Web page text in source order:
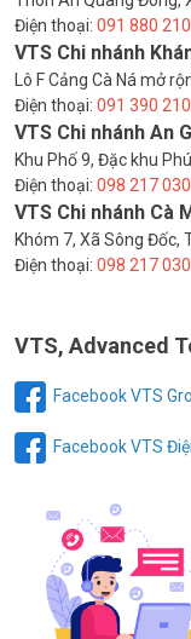
Điện thoại: 091 880
VTS Chi nhánh
Lô F Cảng Cà Ná mở
Điện thoại: 091 390
VTS Chi nhánh An
Khu Phố 9, Đặc khu
Điện thoại: 098 217
VTS Chi nhánh Cà
Khóm 7, Xã Sông Đốc,
Điện thoại: 098 217
VTS, Advanced
Facebook VTS
Facebook VTS